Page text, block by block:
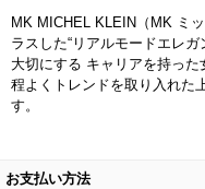
MK MICHEL KLEIN
その他のジャケット
ノーカラーコート
ライダースジャケッ
財布・名刺入れ・ケ
ハンカチ・バンダナ
その他のアクセサリ
クラッチバッグ
バックパック・リュ
ブーツ・ブーティー
フラットシューズ
オーキッド・胡蝶蘭
カサブランカ・カラ
MK MICHEL KLEIN（MK ミ
ラスした“リアルモードエレ
大切にする キャリアを持っ
程よくトレンドを取り入れた
す。
お支払い方法